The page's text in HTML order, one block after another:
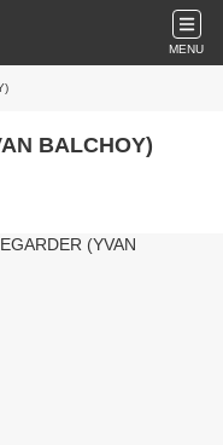
MENU
BALCHOY)